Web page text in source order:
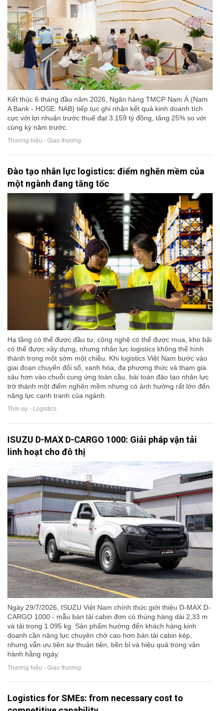
Kết thúc 6 tháng đầu năm 2026, Ngân hàng TMCP Nam Á (Nam
A Bank - HOSE: NAB) tiếp tục ghi nhận kết quả kinh doanh tích
cực với lợi nhuận trước thuế đạt 3.159 tỷ đồng, tăng 25% so với
cùng kỳ năm trước.
Thương hiệu - Giao thương
Đào tạo nhân lực logistics: điểm nghẽn mềm của
một ngành đang tăng tốc
Hạ tầng có thể được đầu tư, công nghệ có thể được mua, kho bãi
có thể được xây dựng, nhưng nhân lực logistics không thể hình
thành trong một sớm một chiều. Khi logistics Việt Nam bước vào
giai đoạn chuyển đổi số, xanh hóa, đa phương thức và tham gia
sâu hơn vào chuỗi cung ứng toàn cầu, bài toán đào tạo nhân lực
trở thành một điểm nghẽn mềm nhưng có ảnh hưởng rất lớn đến
năng lực cạnh tranh của ngành.
Thời sự - Logistics
ISUZU D-MAX D-CARGO 1000: Giải pháp vận tải
linh hoạt cho đô thị
Ngày 29/7/2026, ISUZU Việt Nam chính thức giới thiệu D-MAX D-
CARGO 1000 - mẫu bán tải cabin đơn có thùng hàng dài 2,33 m
và tải trọng 1.095 kg. Sản phẩm hướng đến khách hàng kinh
doanh cần năng lực chuyên chở cao hơn bán tải cabin kép,
nhưng vẫn ưu tiên sự thuận tiện, bền bỉ và hiệu quả trong vận
hành hằng ngày.
Thương hiệu - Giao thương
Logistics for SMEs: from necessary cost to